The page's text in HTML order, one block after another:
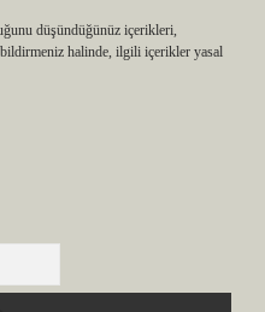
düşündüğünüz içerikleri,
halinde, ilgili içerikler yasal